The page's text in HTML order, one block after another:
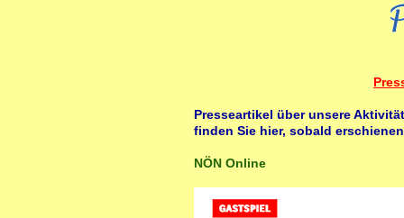
Presseartikel über unsere
finden Sie hier, sobald
NÖN Online